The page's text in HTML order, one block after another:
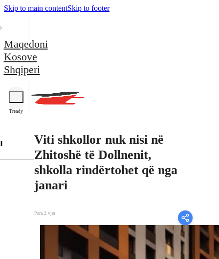
Skip to main contentSkip to footer
Maqedoni
Kosove
Shqiperi
Trendy
Viti shkollor nuk nisi në
Zhitoshë të Dollnenit,
shkolla rindërtohet që nga
janari
Para 2 vjet